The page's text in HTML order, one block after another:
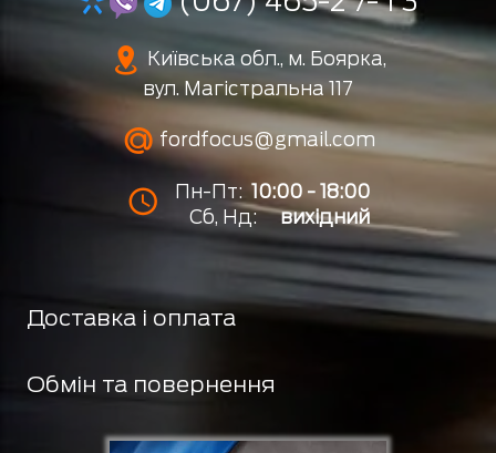
Київська обл., м. Боярка,
вул. Магістральна 117
fordfocus@gmail.com
Пн-Пт: 10:00 - 18:00
Сб, Нд:
вихідний
Доставка і оплата
Обмін та повернення